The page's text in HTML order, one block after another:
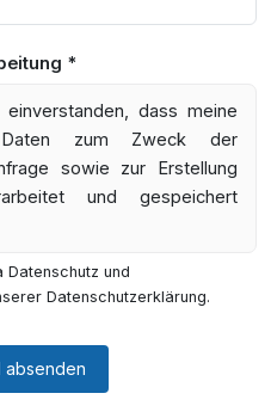
*
dass meine
Daten zum Zweck der
sowie zur Erstellung
und gespeichert
Datenschutz und
Datenschutzerklärung.
absenden